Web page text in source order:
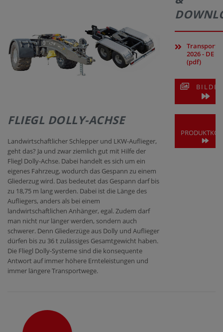
FLIEGL DOLLY-ACHSE
Landwirtschaftlicher Schlepper und LKW-Auflieger,
geht das? Ja und zwar ziemlich gut mit Hilfe der
Fliegl Dolly-Achse. Dabei handelt es sich um ein
eigenes Fahrzeug, wodurch das Gespann zu einem
Gliederzug wird. Das bedeutet das Gespann darf bis
zu 18,75 m lang werden. Dabei ist die Länge des
Aufliegers, anders als bei einem
landwirtschaftlichen Anhänger, egal. Zudem darf
man nicht nur länger werden, sondern auch
schwerer. Denn Gliederzüge aus Dolly und Auflieger
dürfen bis zu 36 t zulässiges Gesamtgewicht haben.
Die Fliegl Dolly-Systeme sind die konsequente
Antwort auf immer höhere Ernteleistungen und
immer längere Transportwege.
2026 - DE
(pdf)